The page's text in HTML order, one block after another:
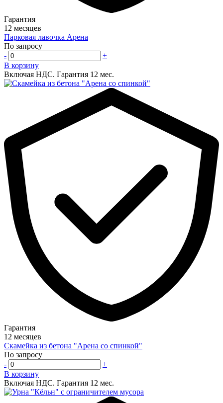
Гарантия
12 месяцев
Парковая лавочка Арена
По запросу
-
+
В корзину
Включая НДС. Гарантия 12 мес.
Гарантия
12 месяцев
Скамейка из бетона "Арена со спинкой"
По запросу
-
+
В корзину
Включая НДС. Гарантия 12 мес.